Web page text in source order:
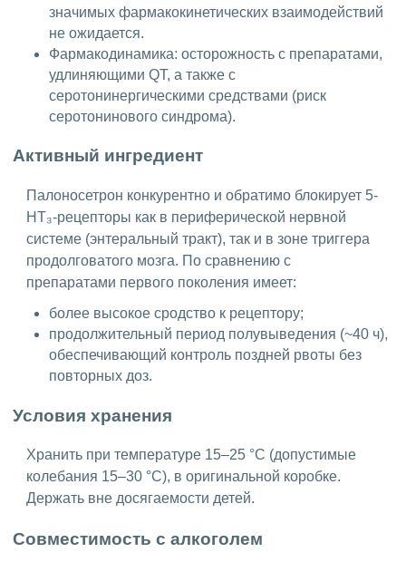
значимых фармакокинетических взаимодействий
не ожидается.
Фармакодинамика: осторожность с препаратами,
удлиняющими QT, а также с
серотонинергическими средствами (риск
серотонинового синдрома).
Активный ингредиент
Палоносетрон конкурентно и обратимо блокирует 5-
НТ₃-рецепторы как в периферической нервной
системе (энтеральный тракт), так и в зоне триггера
продолговатого мозга. По сравнению с
препаратами первого поколения имеет:
более высокое сродство к рецептору;
продолжительный период полувыведения (~40 ч),
обеспечивающий контроль поздней рвоты без
повторных доз.
Условия хранения
Хранить при температуре 15–25 °C (допустимые
колебания 15–30 °C), в оригинальной коробке.
Держать вне досягаемости детей.
Совместимость с алкоголем